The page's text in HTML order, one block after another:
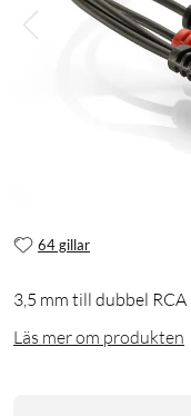
64 gillar
3,5 mm till dubbel RCA
Läs mer om produkten